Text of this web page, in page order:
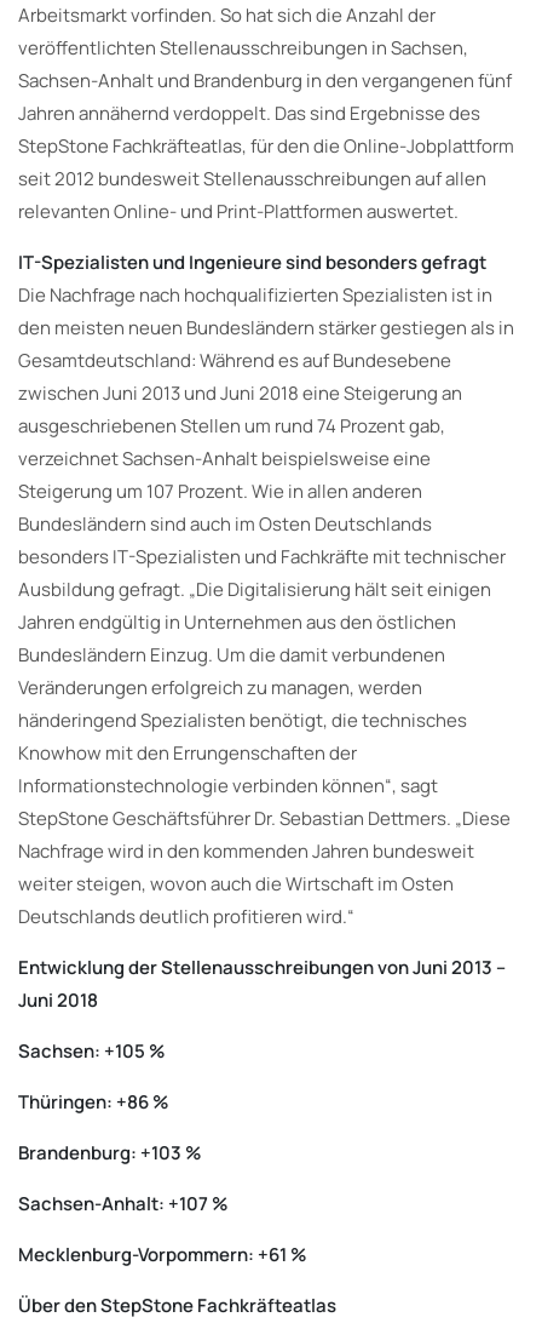
Arbeitsmarkt vorfinden. So hat sich die Anzahl der
veröffentlichten Stellenausschreibungen in Sachsen,
Sachsen-Anhalt und Brandenburg in den vergangenen fünf
Jahren annähernd verdoppelt. Das sind Ergebnisse des
StepStone Fachkräfteatlas, für den die Online-Jobplattform
seit 2012 bundesweit Stellenausschreibungen auf allen
relevanten Online- und Print-Plattformen auswertet.
IT-Spezialisten und Ingenieure sind besonders gefragt
Die Nachfrage nach hochqualifizierten Spezialisten ist in
den meisten neuen Bundesländern stärker gestiegen als in
Gesamtdeutschland: Während es auf Bundesebene
zwischen Juni 2013 und Juni 2018 eine Steigerung an
ausgeschriebenen Stellen um rund 74 Prozent gab,
verzeichnet Sachsen-Anhalt beispielsweise eine
Steigerung um 107 Prozent. Wie in allen anderen
Bundesländern sind auch im Osten Deutschlands
besonders IT-Spezialisten und Fachkräfte mit technischer
Ausbildung gefragt. „Die Digitalisierung hält seit einigen
Jahren endgültig in Unternehmen aus den östlichen
Bundesländern Einzug. Um die damit verbundenen
Veränderungen erfolgreich zu managen, werden
händeringend Spezialisten benötigt, die technisches
Knowhow mit den Errungenschaften der
Informationstechnologie verbinden können“, sagt
StepStone Geschäftsführer Dr. Sebastian Dettmers. „Diese
Nachfrage wird in den kommenden Jahren bundesweit
weiter steigen, wovon auch die Wirtschaft im Osten
Deutschlands deutlich profitieren wird.“
Entwicklung der Stellenausschreibungen von Juni 2013 –
Juni 2018
Sachsen: +105 %
Thüringen: +86 %
Brandenburg: +103 %
Sachsen-Anhalt: +107 %
Mecklenburg-Vorpommern: +61 %
Über den StepStone Fachkräfteatlas